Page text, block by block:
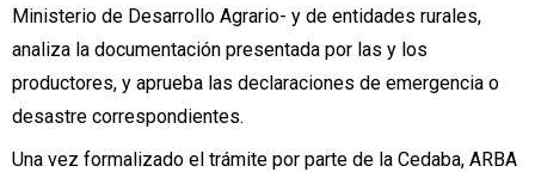
Ministerio de Desarrollo Agrario- y de entidades rurales,
analiza la documentación presentada por las y los
productores, y aprueba las declaraciones de emergencia o
desastre correspondientes.
Una vez formalizado el trámite por parte de la Cedaba, ARBA